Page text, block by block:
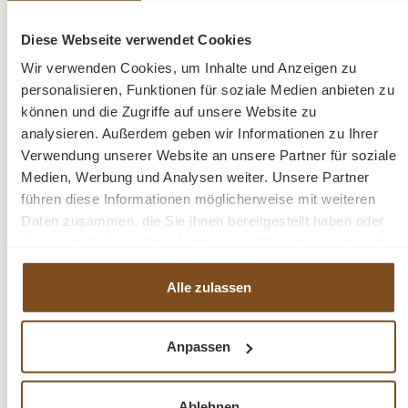
Diese Webseite verwendet Cookies
Wir verwenden Cookies, um Inhalte und Anzeigen zu
personalisieren, Funktionen für soziale Medien anbieten zu
können und die Zugriffe auf unsere Website zu
analysieren. Außerdem geben wir Informationen zu Ihrer
Verwendung unserer Website an unsere Partner für soziale
Medien, Werbung und Analysen weiter. Unsere Partner
führen diese Informationen möglicherweise mit weiteren
Daten zusammen, die Sie ihnen bereitgestellt haben oder
haben.
Alle zulassen
Anpassen
Landhausstil
Massivholz
Teakholz
ein Unikat
fertig montiert
2-teilig
1 Oberteil
1 Unterteil
Fragen zum Produkt?
120 cm 2-türig Teak"